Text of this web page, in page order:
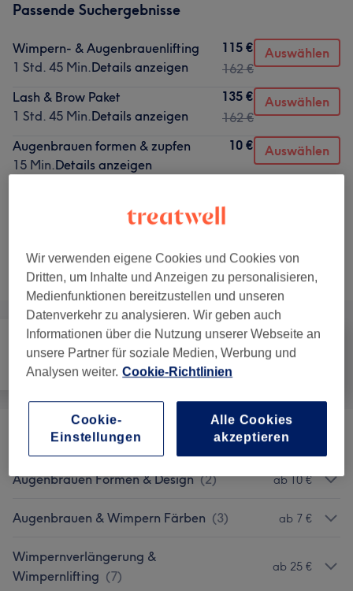
Passende Suchergebnisse
Wimpern- & Augenbrauenlifting
1 Std. 45 Min.Details anzeigen
115 €
162 €
Auswählen
Lash & Brow Paket
1 Std. 45 Min.Details anzeigen
135 €
162 €
Auswählen
Augenbrauen formen & zupfen
15 Min.Details anzeigen
10 € Auswählen
Details anzeigen
Nicht gefunden wonach du gesucht hast?
Alle Services
Alle Haarentfernung
Promo Pakete (1) 115 €
Augenbrauen Formen & Design (2) ab 10 €
Augenbrauen & Wimpern Färben (3) ab 7 €
Wimpernverlängerung &
Wimpernlifting (7)
ab 25 €
Wir verwenden eigene Cookies und Cookies von
Dritten, um Inhalte und Anzeigen zu personalisieren,
Medienfunktionen bereitzustellen und unseren
Datenverkehr zu analysieren. Wir geben auch
Informationen über die Nutzung unserer Webseite an
unsere Partner für soziale Medien, Werbung und
Analysen weiter. Cookie-Richtlinien
Cookie-
Einstellungen
Alle Cookies
akzeptieren